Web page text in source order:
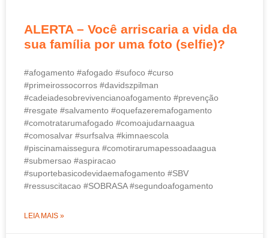
ALERTA – Você arriscaria a vida da
sua família por uma foto (selfie)?
#afogamento #afogado #sufoco #curso
#primeirossocorros #davidszpilman
#cadeiadesobrevivencianoafogamento #prevenção
#resgate #salvamento #oquefazeremafogamento
#comotratarumafogado #comoajudarnaagua
#comosalvar #surfsalva #kimnaescola
#piscinamaissegura #comotirarumapessoadaagua
#submersao #aspiracao
#suportebasicodevidaemafogamento #SBV
#ressuscitacao #SOBRASA #segundoafogamento
LEIA MAIS »